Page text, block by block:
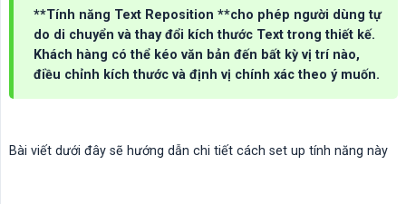
**Tính năng Text Reposition **cho phép người dùng tự
do di chuyển và thay đổi kích thước Text trong thiết kế.
Khách hàng có thể kéo văn bản đến bất kỳ vị trí nào,
điều chỉnh kích thước và định vị chính xác theo ý muốn.
Bài viết dưới đây sẽ hướng dẫn chi tiết cách set up tính năng này